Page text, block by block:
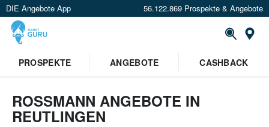
DIE Angebote App 56.122.869 Prospekte & Angebote
PROSPEKTE
ANGEBOTE CASHBACK
ROSSMANN ANGEBOTE IN
REUTLINGEN